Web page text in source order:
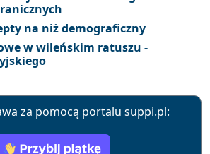
na niż demograficzny
w wileńskim ratuszu -
za pomocą portalu suppi.pl: